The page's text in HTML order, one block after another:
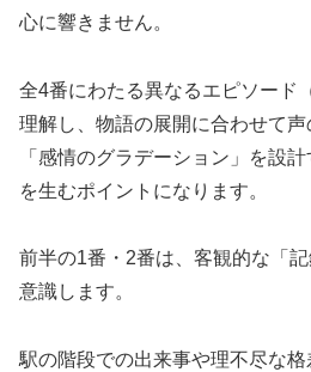
心に響きません。
全4番にわたる異なるエピソード
理解し、物語の展開に合わせて
「感情のグラデーション」を設
を生むポイントになります。
前半の1番・2番は、客観的な「
意識します。
駅の階段での出来事や理不尽な格